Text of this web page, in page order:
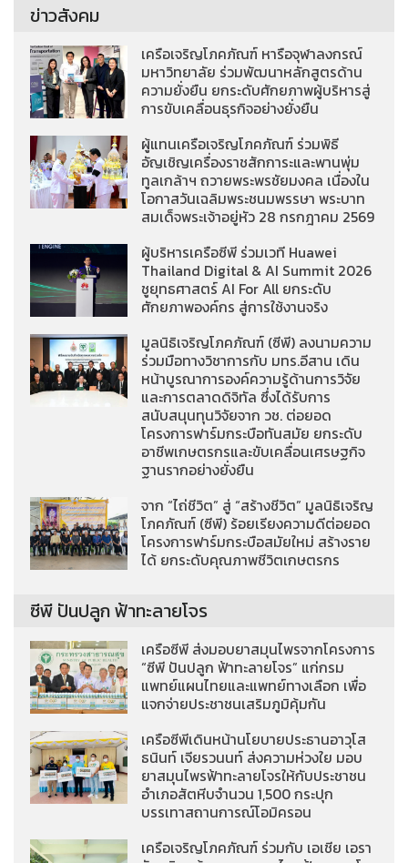
ข่าวสังคม
เครือเจริญโภคภัณฑ์ หารือจุฬาลงกรณ์
มหาวิทยาลัย ร่วมพัฒนาหลักสูตรด้าน
ความยั่งยืน ยกระดับศักยภาพผู้บริหารสู่
การขับเคลื่อนธุรกิจอย่างยั่งยืน
ผู้แทนเครือเจริญโภคภัณฑ์ ร่วมพิธี
อัญเชิญเครื่องราชสักการะและพานพุ่ม
ทูลเกล้าฯ ถวายพระพรชัยมงคล เนื่องใน
โอกาสวันเฉลิมพระชนมพรรษา พระบาท
สมเด็จพระเจ้าอยู่หัว 28 กรกฎาคม 2569
ผู้บริหารเครือซีพี ร่วมเวที Huawei
Thailand Digital & AI Summit 2026
ชูยุทธศาสตร์ AI For All ยกระดับ
ศักยภาพองค์กร สู่การใช้งานจริง
มูลนิธิเจริญโภคภัณฑ์ (ซีพี) ลงนามความ
ร่วมมือทางวิชาการกับ มทร.อีสาน เดิน
หน้าบูรณาการองค์ความรู้ด้านการวิจัย
และการตลาดดิจิทัล ซึ่งได้รับการ
สนับสนุนทุนวิจัยจาก วช. ต่อยอด
โครงการฟาร์มกระบือทันสมัย ยกระดับ
อาชีพเกษตรกรและขับเคลื่อนเศรษฐกิจ
ฐานรากอย่างยั่งยืน
จาก “ไถ่ชีวิต” สู่ “สร้างชีวิต” มูลนิธิเจริญ
โภคภัณฑ์ (ซีพี) ร้อยเรียงความดีต่อยอด
โครงการฟาร์มกระบือสมัยใหม่ สร้างราย
ได้ ยกระดับคุณภาพชีวิตเกษตรกร
ซีพี ปันปลูก ฟ้าทะลายโจร
เครือซีพี ส่งมอบยาสมุนไพรจากโครงการ
“ซีพี ปันปลูก ฟ้าทะลายโจร” แก่กรม
แพทย์แผนไทยและแพทย์ทางเลือก เพื่อ
แจกจ่ายประชาชนเสริมภูมิคุ้มกัน
เครือซีพีเดินหน้านโยบายประธานอาวุโส
ธนินท์ เจียรวนนท์ ส่งความห่วงใย มอบ
ยาสมุนไพรฟ้าทะลายโจรให้กับประชาชน
อำเภอสัตหีบจำนวน 1,500 กระปุก
บรรเทาสถานการณ์โอมิครอน
เครือเจริญโภคภัณฑ์ ร่วมกับ เอเชีย เอรา